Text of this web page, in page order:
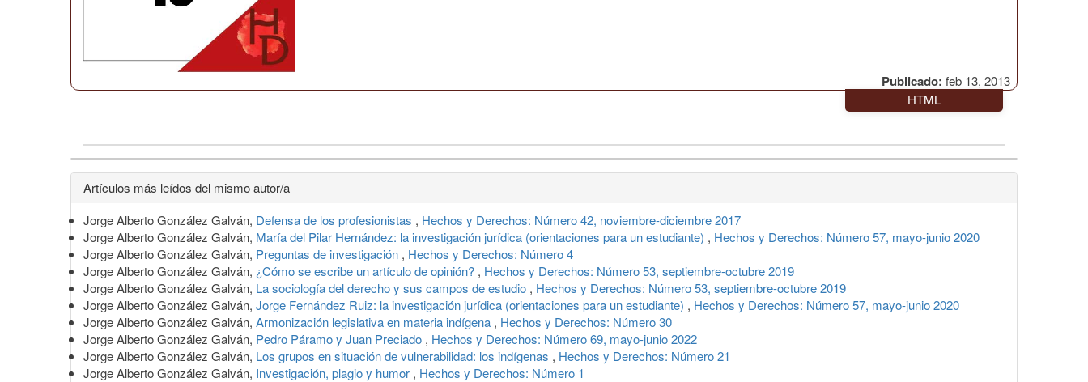
Publicado: feb 13, 2013
HTML
Detalles
del
artículo
Artículos más leídos del mismo autor/a
Jorge Alberto González Galván, Defensa de los profesionistas , Hechos y Derechos: Número 42, noviembre-diciembre 2017
Jorge Alberto González Galván, María del Pilar Hernández: la investigación jurídica (orientaciones para un estudiante) , Hechos y Derechos: Número 57, mayo-junio 2020
Jorge Alberto González Galván, Preguntas de investigación , Hechos y Derechos: Número 4
Jorge Alberto González Galván, ¿Cómo se escribe un artículo de opinión? , Hechos y Derechos: Número 53, septiembre-octubre 2019
Jorge Alberto González Galván, La sociología del derecho y sus campos de estudio , Hechos y Derechos: Número 53, septiembre-octubre 2019
Jorge Alberto González Galván, Jorge Fernández Ruiz: la investigación jurídica (orientaciones para un estudiante) , Hechos y Derechos: Número 57, mayo-junio 2020
Jorge Alberto González Galván, Armonización legislativa en materia indígena , Hechos y Derechos: Número 30
Jorge Alberto González Galván, Pedro Páramo y Juan Preciado , Hechos y Derechos: Número 69, mayo-junio 2022
Jorge Alberto González Galván, Los grupos en situación de vulnerabilidad: los indígenas , Hechos y Derechos: Número 21
Jorge Alberto González Galván, Investigación, plagio y humor , Hechos y Derechos: Número 1